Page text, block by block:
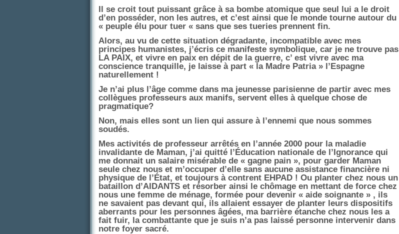
Il se croit tout puissant grâce à sa bombe atomique que seul lui a le droit
d’en posséder, non les autres, et c’est ainsi que le monde tourne autour du
« peuple élu pour tuer « sans que ses tueries prennent fin.
Alors, au vu de cette situation dégradante, incompatible avec mes
principes humanistes, j’écris ce manifeste symbolique, car je ne trouve pas
LA PAIX, et vivre en paix en dépit de la guerre, c’ est vivre avec ma
conscience tranquille, je laisse à part « la Madre Patria » l’Espagne
naturellement !
Je n’ai plus l’âge comme dans ma jeunesse parisienne de partir avec mes
collègues professeurs aux manifs, servent elles à quelque chose de
pragmatique?
Non, mais elles sont un lien qui assure à l’ennemi que nous sommes
soudés.
Mes activités de professeur arrêtés en l’année 2000 pour la maladie
invalidante de Maman, j’ai quitté l’Éducation nationale de l’Ignorance qui
me donnait un salaire misérable de « gagne pain », pour garder Maman
seule chez nous et m’occuper d’elle sans aucune assistance financière ni
physique de l’État, et toujours à contrent EHPAD ! Ou planter chez nous un
bataillon d’AIDANTS et résorber ainsi le chômage en mettant de force chez
nous une femme de ménage, formée pour devenir « aide soignante » , ils
ne savaient pas devant qui, ils allaient essayer de planter leurs dispositifs
aberrants pour les personnes âgées, ma barrière étanche chez nous les a
fait fuir, la combattante que je suis n’a pas laissé personne intervenir dans
notre foyer sacré.